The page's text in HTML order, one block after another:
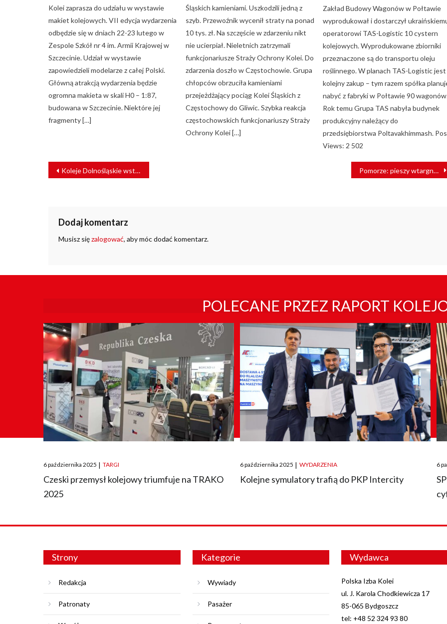
Kolei zaprasza do udziału w wystawie
makiet kolejowych. VII edycja wydarzenia
odbędzie się w dniach 22-23 lutego w
Zespole Szkół nr 4 im. Armii Krajowej w
Szczecinie. Udział w wystawie
zapowiedzieli modelarze z całej Polski.
Główną atrakcją wydarzenia będzie
ogromna makieta w skali H0 – 1:87,
budowana w Szczecinie. Niektóre jej
fragmenty […]
Śląskich kamieniami. Uszkodzili jedną z
szyb. Przewoźnik wycenił straty na ponad
10 tys. zł. Na szczęście w zdarzeniu nikt
nie ucierpiał. Nieletnich zatrzymali
funkcjonariusze Straży Ochrony Kolei. Do
zdarzenia doszło w Częstochowie. Grupa
chłopców obrzuciła kamieniami
przejeżdżający pociąg Kolei Śląskich z
Częstochowy do Gliwic. Szybka reakcja
częstochowskich funkcjonariuszy Straży
Ochrony Kolei […]
Zakład Budowy Wagonów w Połtawie
wyprodukował i dostarczył
operatorowi TAS-Logistic 10 cystern
kolejowych. Wyprodukowane zbiorniki
przeznaczone są do transportu oleju
roślinnego. W planach TAS-Logistic jest
kolejny zakup – tym razem spółka
nabyć z fabryki w Połtawie 90
Rok temu Grupa TAS nabyła budynek
produkcyjny należący do
przedsiębiorstwa Poltavakhimmash.
Views: 2 502
NAWIGACJA
WPISU
Koleje Dolnośląskie wstrzymują sezonowe połączenia do Czech Pomorze: pieszy wtargnął pod pociąg. Poniósł śmierć na miejscu
Dodaj komentarz
Musisz sięzalogować, aby móc dodać komentarz.
POLECANE PRZEZ RAPORT
Posted
on
6 października 2025 | TARGI
Czeski przemysł kolejowy triumfuje na TRAKO
2025
Posted
on
6 października 2025 | WYDARZENIA
Kolejne symulatory trafią do PKP Intercity
on
6
Strony
Redakcja
Patronaty
Kategorie
Wywiady
Pasażer
Wydawca
Polska Izba Kolei
ul. J. Karola Chodkiewicza 17
85-065 Bydgoszcz
tel: +48 52 324 93 80